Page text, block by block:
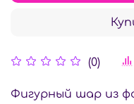
(0)
Фигурный шар из